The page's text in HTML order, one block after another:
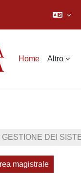
Home Altro
DEI
magistrale